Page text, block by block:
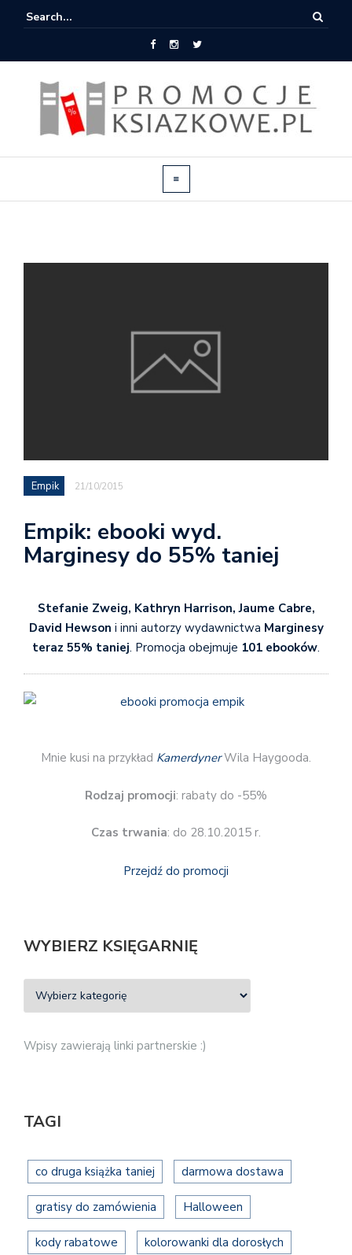
Empik 21/10/2015
Empik: ebooki wyd.
Marginesy do 55% taniej
Stefanie Zweig, Kathryn Harrison, Jaume Cabre,
David Hewson i inni autorzy wydawnictwa Marginesy
teraz 55% taniej. Promocja obejmuje 101 ebooków.
Mnie kusi na przykład KamerdynerWila Haygooda.
Rodzaj promocji: rabaty do -55%
Czas trwania: do 28.10.2015 r.
Przejdź do promocji
WYBIERZ KSIĘGARNIĘ
Wpisy zawierają linki partnerskie :)
TAGI
co druga książka taniej darmowa dostawa
gratisy do zamówienia Halloween
kody rabatowe kolorowanki dla dorosłych